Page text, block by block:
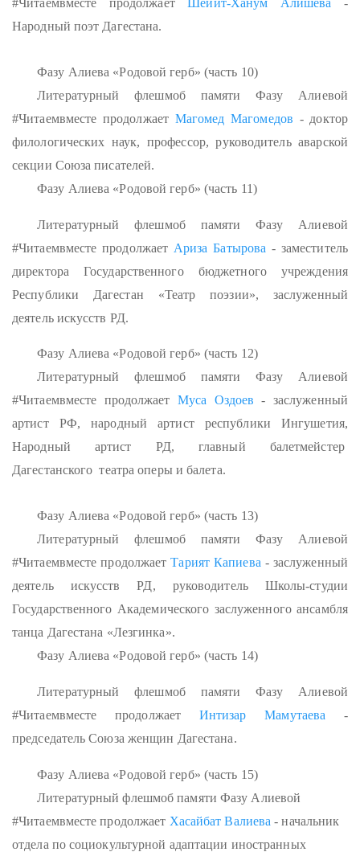
#Читаемвместе продолжает Шейит-Ханум Алишева -
Народный поэт Дагестана.
Фазу Алиева «Родовой герб» (часть 10)
Литературный флешмоб памяти Фазу Алиевой
#Читаемвместе продолжает Магомед Магомедов - доктор
филологических наук, профессор, руководитель аварской
секции Союза писателей.
Фазу Алиева «Родовой герб» (часть 11)
Литературный флешмоб памяти Фазу Алиевой
#Читаемвместе продолжает Ариза Батырова - заместитель
директора Государственного бюджетного учреждения
Республики Дагестан «Театр поэзии», заслуженный
деятель искусств РД.
Фазу Алиева «Родовой герб» (часть 12)
Литературный флешмоб памяти Фазу Алиевой
#Читаемвместе продолжает Муса Оздоев - заслуженный
артист РФ, народный артист республики Ингушетия,
Народный артист РД, главный балетмейстер
Дагестанского театра оперы и балета.
Фазу Алиева «Родовой герб» (часть 13)
Литературный флешмоб памяти Фазу Алиевой
#Читаемвместе продолжаетТарият Капиева- заслуженный
деятель искусств РД, руководитель Школы-студии
Государственного Академического заслуженного ансамбля
танца Дагестана «Лезгинка».
Фазу Алиева «Родовой герб» (часть 14)
Литературный флешмоб памяти Фазу Алиевой
#Читаемвместе продолжает Интизар Мамутаева -
председатель Союза женщин Дагестана.
Фазу Алиева «Родовой герб» (часть 15)
Литературный флешмоб памяти Фазу Алиевой
#Читаемвместе продолжает Хасайбат Валиева - начальник
отдела по социокультурной адаптации иностранных